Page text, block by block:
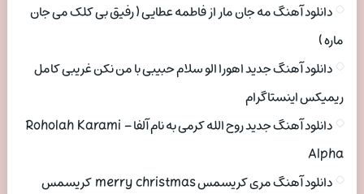
دانلود آهنگ مه جان مار از فاطمه عطایی ( رفیق بی کلک می جان
ماره )
دانلود آهنگ جدید اهورا الو سلام حبیبی با من نکن غریبی کامل
ریمیکس اینستاگرام
دانلود آهنگ جدید روح الله کرمی به نام آلفا Roholah Karami –
Alpha
دانلود آهنگ مری کریسمس merry christmas کریسمس